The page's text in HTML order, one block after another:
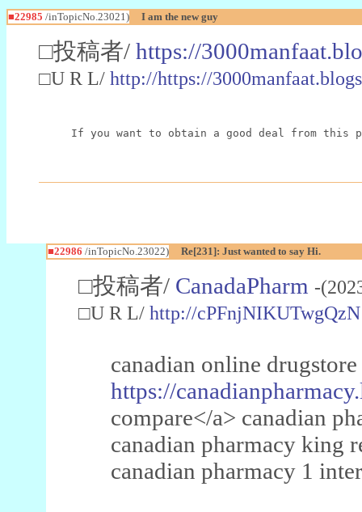
■22985 /inTopicNo.23021) I am the new guy
□投稿者/ https://
□U R L/ http://https://
If you want to obtain a good deal from this
■22986 /inTopicNo.23022) Re[231]: Just wanted to say Hi.
□投稿者/ CanadaPharm -
□U R L/ http://cPFnjNIKUTwgQzN
canadian online
https://
compare</a> canadian
canadian pharmacy king
canadian pharmacy 1